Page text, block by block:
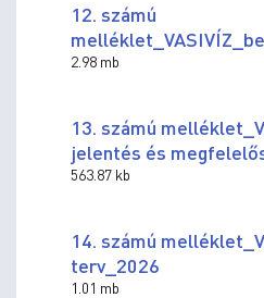
12. számú
2.98 mb
13. számú
jelentés és
563.87 kb
14. számú
terv_2026
1.01 mb